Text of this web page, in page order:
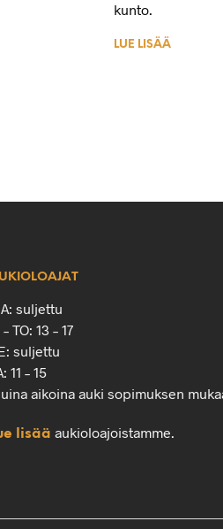
kunto.
LUE LISÄÄ
suljettu
TO: 13 – 17
suljettu
11 – 15
aikoina auki sopimuksen
lisää aukioloajoistamme.